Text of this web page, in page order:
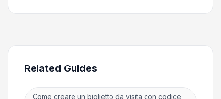
Related Guides
Come creare un biglietto da visita con codice